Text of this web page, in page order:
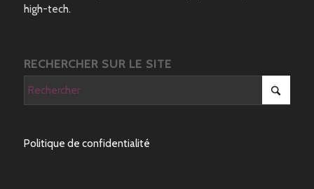
high-tech.
RECHERCHER SUR LE SITE
Politique de confidentialité